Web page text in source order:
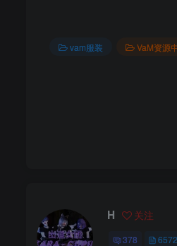
vam服装 VaM资源
H 关注
378 6572